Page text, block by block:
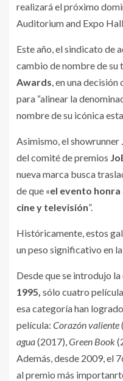
realizará el próximo
Auditorium and Expo
Este año, el sindicato de
cambio de nombre de
Awards, en una
para “alinear la
nombre de su icónica
Asimismo, el showrunner
del comité de premios
nueva marca busca
de que «el evento
cine y televisión”.
Históricamente, estos
un peso significativo en
Desde que se introdujo
1995, sólo cuatro
esa categoría han
película: Corazón valiente
agua(2017),Green Book
Además, desde 2009, el
al premio más